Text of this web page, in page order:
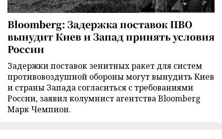
Bloomberg: Задержка поставок ПВО
вынудит Киев и Запад принять условия
России
Задержки поставок зенитных ракет для систем
противовоздушной обороны могут вынудить Киев
и страны Запада согласиться с требованиями
России, заявил колумнист агентства Bloomberg
Марк Чемпион.